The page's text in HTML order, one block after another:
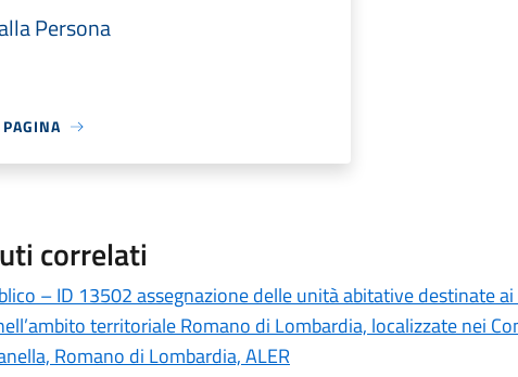
Persona
correlati
– ID 13502 assegnazione delle unità abitative destinate
territoriale Romano di Lombardia, localizzate nei
Romano di Lombardia, ALER